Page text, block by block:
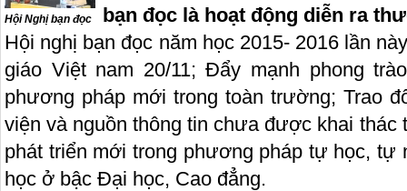
Hội Nghị bạn đọc
bạn đọc là hoạt động diễn ra
Hội nghị bạn đọc năm học 2015- 2016 lần
giáo Việt nam 20/11; Đẩy mạnh phong
phương pháp mới trong toàn trường; Trao
viện và nguồn thông tin chưa được khai
phát triển mới trong phương pháp tự học,
học ở bậc Đại học, Cao đẳng.